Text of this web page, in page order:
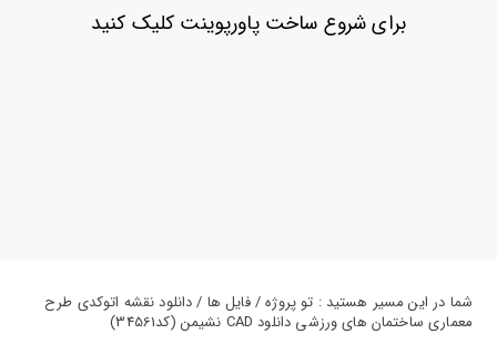
بازیابی
برای شروع ساخت پاورپوینت کلیک کنید
شما در این مسیر هستید : تو پروژه / فایل ها / دانلود نقشه اتوکدی طرح
معماری ساختمان های ورزشی دانلود CAD نشیمن (کد34561)